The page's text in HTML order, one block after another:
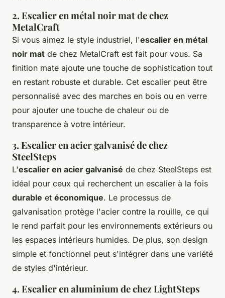
2. Escalier en métal noir mat de chez
MetalCraft
Si vous aimez le style industriel, l'escalier en métal
noir mat de chez MetalCraft est fait pour vous. Sa
finition mate ajoute une touche de sophistication tout
en restant robuste et durable. Cet escalier peut être
personnalisé avec des marches en bois ou en verre
pour ajouter une touche de chaleur ou de
transparence à votre intérieur.
3. Escalier en acier galvanisé de chez
SteelSteps
L'escalier en acier galvanisé de chez SteelSteps est
idéal pour ceux qui recherchent un escalier à la fois
durable et économique. Le processus de
galvanisation protège l'acier contre la rouille, ce qui
le rend parfait pour les environnements extérieurs ou
les espaces intérieurs humides. De plus, son design
simple et fonctionnel peut s'intégrer dans une variété
de styles d'intérieur.
4. Escalier en aluminium de chez LightSteps